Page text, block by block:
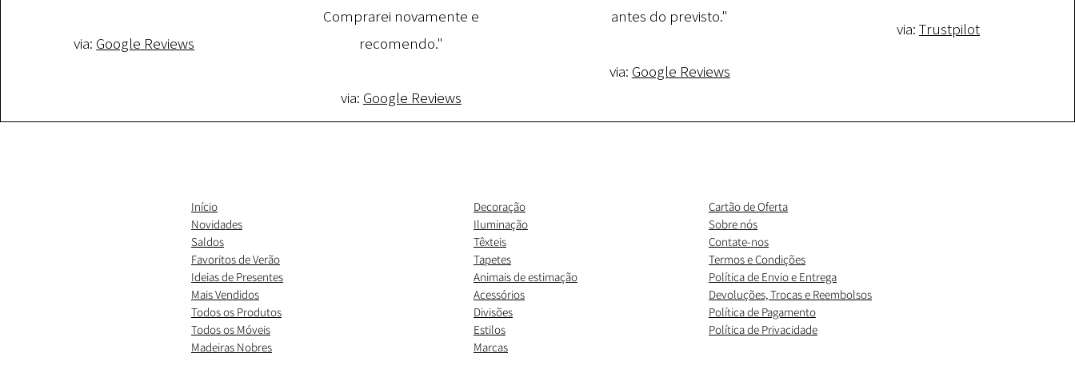
via: Google Reviews
Comprarei novamente e
recomendo."
via: Google Reviews
antes do previsto."
via: Google Reviews
via:Trustpilot
Início
Novidades
Saldos
Favoritos de Verão
Ideias de Presentes
​Mais Vendidos
Todos os Produtos
Todos os Móveis
Madeiras Nobres
Decoração
Iluminação
Têxteis
Tapetes
Animais de estimação
Acessórios
Divisões
Estilos
Marcas
Cartão de Oferta
Sobre nós
Contate-nos
Termos e Condições
Política de Envio e Entrega
Devoluções, Trocas e Reembolsos
Política de Pagamento
Política de Privacidade